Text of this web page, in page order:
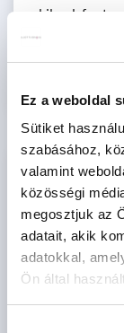
Ez a weboldal
Sütiket
szabásához,
valamint
közösségi
megosztjuk az
adatait, akik
adatokkal,
Ön által
akiknek
KAPCSOLAT